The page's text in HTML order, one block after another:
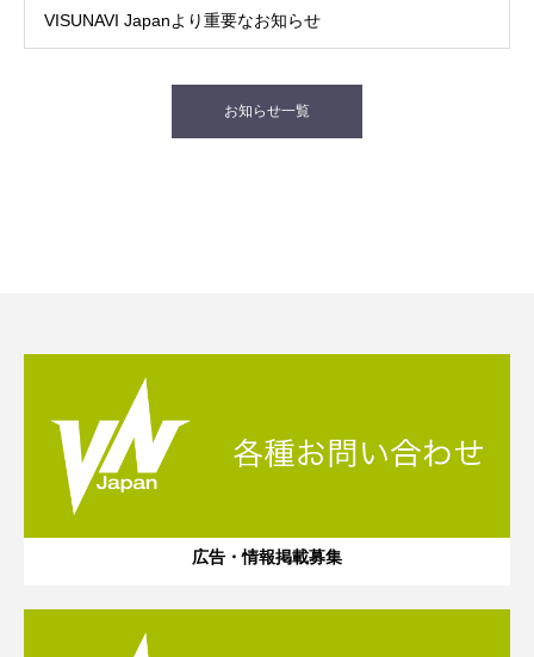
VISUNAVI Japanより重要なお知らせ
お知らせ一覧
広告・情報掲載募集